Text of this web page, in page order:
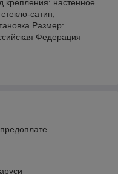
крепления: настенное
сатин,
Размер:
Федерация